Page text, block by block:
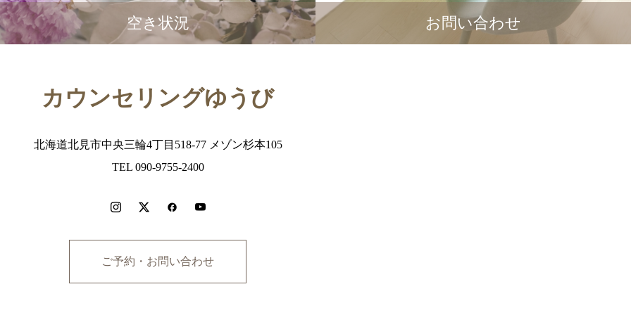
空き状況 お問い合わせ
カウンセリングゆうび
北海道北見市中央三輪4丁目518-77 メゾン杉本105
TEL 090-9755-2400
ご予約・お問い合わせ